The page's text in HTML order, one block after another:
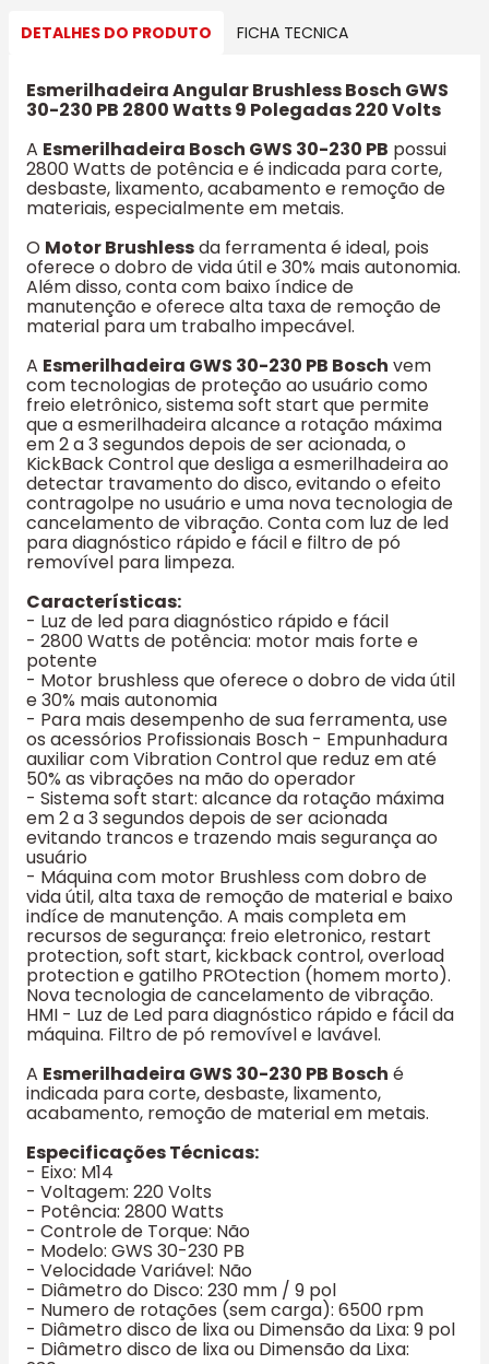
DETALHES DO PRODUTO FICHA TECNICA
Esmerilhadeira Angular Brushless Bosch GWS
30-230 PB 2800 Watts 9 Polegadas 220 Volts
A Esmerilhadeira Bosch GWS 30-230 PB possui
2800 Watts de potência e é indicada para corte,
desbaste, lixamento, acabamento e remoção de
materiais, especialmente em metais.
O Motor Brushlessda ferramenta é ideal, pois
oferece o dobro de vida útil e 30% mais autonomia.
Além disso, conta com baixo índice de
manutenção e oferece alta taxa de remoção de
material para um trabalho impecável.
A Esmerilhadeira GWS 30-230 PB Bosch vem
com tecnologias de proteção ao usuário como
freio eletrônico, sistema soft start que permite
que a esmerilhadeira alcance a rotação máxima
em 2 a 3 segundos depois de ser acionada, o
KickBack Control que desliga a esmerilhadeira ao
detectar travamento do disco, evitando o efeito
contragolpe no usuário e uma nova tecnologia de
cancelamento de vibração. Conta com luz de led
para diagnóstico rápido e fácil e filtro de pó
removível para limpeza.
Características:
- Luz de led para diagnóstico rápido e fácil
- 2800 Watts de potência: motor mais forte e
potente
- Motor brushless que oferece o dobro de vida útil
e 30% mais autonomia
- Para mais desempenho de sua ferramenta, use
os acessórios Profissionais Bosch - Empunhadura
auxiliar com Vibration Control que reduz em até
50% as vibrações na mão do operador
- Sistema soft start: alcance da rotação máxima
em 2 a 3 segundos depois de ser acionada
evitando trancos e trazendo mais segurança ao
usuário
- Máquina com motor Brushless com dobro de
vida útil, alta taxa de remoção de material e baixo
indíce de manutenção. A mais completa em
recursos de segurança: freio eletronico, restart
protection, soft start, kickback control, overload
protection e gatilho PROtection (homem morto).
Nova tecnologia de cancelamento de vibração.
HMI - Luz de Led para diagnóstico rápido e fácil da
máquina. Filtro de pó removível e lavável.
A Esmerilhadeira GWS 30-230 PB Bosch é
indicada para corte, desbaste, lixamento,
acabamento, remoção de material em metais.
Especificações Técnicas:
- Eixo: M14
- Voltagem: 220 Volts
- Potência: 2800 Watts
- Controle de Torque: Não
- Modelo: GWS 30-230 PB
- Velocidade Variável: Não
- Diâmetro do Disco: 230 mm / 9 pol
- Numero de rotações (sem carga): 6500 rpm
- Diâmetro disco de lixa ou Dimensão da Lixa: 9 pol
- Diâmetro disco de lixa ou Dimensão da Lixa: